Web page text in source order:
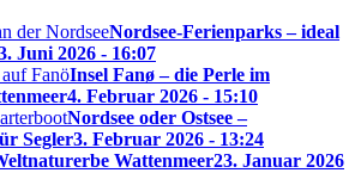
Nordsee-Ferienparks – ideal
Juni 2026 - 16:07
Insel Fanø – die Perle im
4. Februar 2026 - 15:10
Nordsee oder Ostsee –
Segler3. Februar 2026 - 13:24
Wattenmeer23. Januar 2026